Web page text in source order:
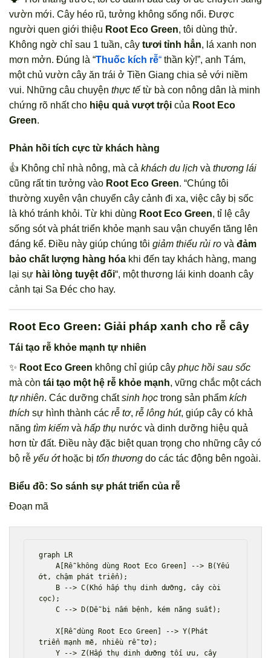
vườn mới. Cây héo rũ, tưởng không sống nổi. Được
người quen giới thiệu Root Eco Green, tôi dùng thử.
Không ngờ chỉ sau 1 tuần, cây tươi tỉnh hẳn, lá xanh non
mơn mởn. Đúng là “Thuốc kích rễ“ thần kỳ!”, anh Tám,
một chủ vườn cây ăn trái ở Tiền Giang chia sẻ với niềm
vui. Những câu chuyện thực tế từ bà con nông dân là minh
chứng rõ nhất cho hiệu quả vượt trội của Root Eco
Green.
Phản hồi tích cực từ khách hàng
👍 Không chỉ nhà nông, mà cả khách du lịch và thương lái
cũng rất tin tưởng vào Root Eco Green. “Chúng tôi
thường xuyên vận chuyển cây cảnh đi xa, việc cây bị sốc
là khó tránh khỏi. Từ khi dùng Root Eco Green, tỉ lệ cây
sống sót và phát triển khỏe mạnh sau vận chuyển tăng lên
đáng kể. Điều này giúp chúng tôi giảm thiểu rủi ro và đảm
bảo chất lượng hàng hóa khi đến tay khách hàng, mang
lại sự hài lòng tuyệt đối“, một thương lái kinh doanh cây
cảnh tại Sa Đéc cho hay.
Root Eco Green: Giải pháp xanh cho rễ cây
Tái tạo rễ khỏe mạnh tự nhiên
✨ Root Eco Green không chỉ giúp cây phục hồi sau sốc
mà còn tái tạo một hệ rễ khỏe mạnh, vững chắc một cách
tự nhiên. Các dưỡng chấtsinh học trong sản phẩm kích
thích sự hình thành các rễ tơ, rễ lông hút, giúp cây có khả
năng tìm kiếm và hấp thụ nước và dinh dưỡng hiệu quả
hơn từ đất. Điều này đặc biệt quan trọng cho những cây có
bộ rễ yếu ớthoặc bị tổn thương do các tác động bên ngoài.
Biểu đồ: So sánh sự phát triển của rễ
Đoạn mã
graph LR
    A[Rễ không dùng Root Eco Green] --> B(Yếu
ớt, chậm phát triển);
cọc);
    C --> D(Dễ bị nấm bệnh, kém năng suất);
    X[Rễ dùng Root Eco Green] --> Y(Phát
triển mạnh mẽ, nhiều rễ tơ);
    Y --> Z(Hấp thụ dinh dưỡng tối ưu, cây